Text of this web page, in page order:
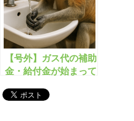
業費補助金)】
【号外】ガス代の補助
金・給付金が始まって